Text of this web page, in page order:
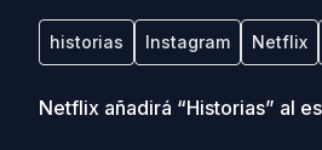
historias Instagram Netflix
Netflix añadirá “Historias” al